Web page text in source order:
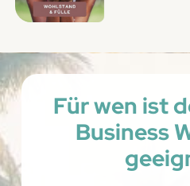
Für wen ist
Business